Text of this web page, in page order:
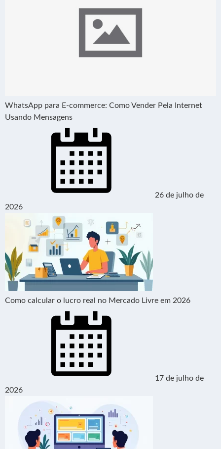
WhatsApp para E-commerce: Como Vender Pela Internet
Usando Mensagens
26 de julho de
2026
Como calcular o lucro real no Mercado Livre em 2026
17 de julho de
2026